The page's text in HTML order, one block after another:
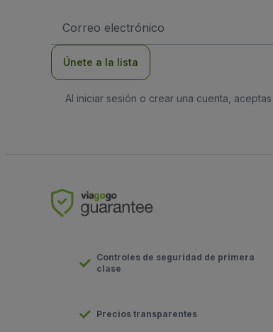
de
Únete a la lista
Al iniciar sesión o crear una cuenta,
Controles de seguridad de primera
clase
Precios transparentes